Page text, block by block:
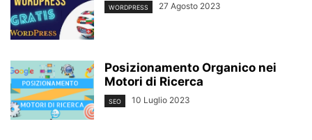
WORDPRESS 27 Agosto 2023
Posizionamento Organico nei
Motori di Ricerca
SEO 10 Luglio 2023